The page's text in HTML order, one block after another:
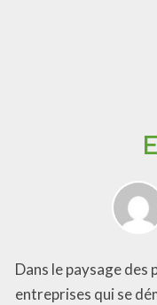
Dans le paysage des
entreprises qui se